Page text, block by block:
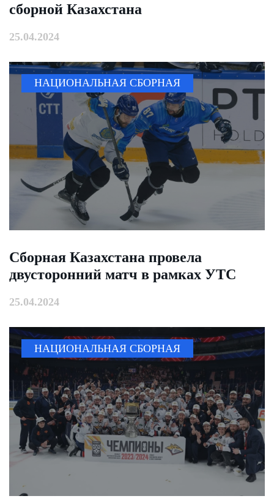
сборной Казахстана
25.04.2024
НАЦИОНАЛЬНАЯ СБОРНАЯ
Сборная Казахстана провела
двусторонний матч в рамках УТС
25.04.2024
НАЦИОНАЛЬНАЯ СБОРНАЯ